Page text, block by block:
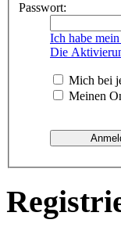
Passwort:
Ich habe
Die
Mich bei
Meinen